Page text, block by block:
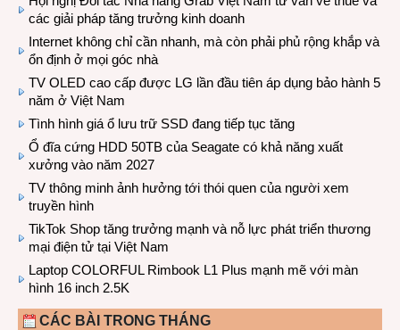
các giải pháp tăng trưởng kinh doanh
Internet không chỉ cần nhanh, mà còn phải phủ rộng khắp và
ổn định ở mọi góc nhà
TV OLED cao cấp được LG lần đầu tiên áp dụng bảo hành 5
năm ở Việt Nam
Tình hình giá ổ lưu trữ SSD đang tiếp tục tăng
Ổ đĩa cứng HDD 50TB của Seagate có khả năng xuất
xưởng vào năm 2027
TV thông minh ảnh hưởng tới thói quen của người xem
truyền hình
TikTok Shop tăng trưởng mạnh và nỗ lực phát triển thương
mại điện tử tại Việt Nam
Laptop COLORFUL Rimbook L1 Plus mạnh mẽ với màn
hình 16 inch 2.5K
CÁC BÀI TRONG THÁNG